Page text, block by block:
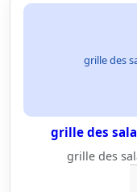
grille des
grille des
grille des